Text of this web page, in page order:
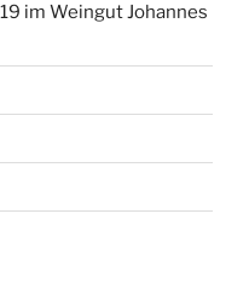
im Weingut Johannes